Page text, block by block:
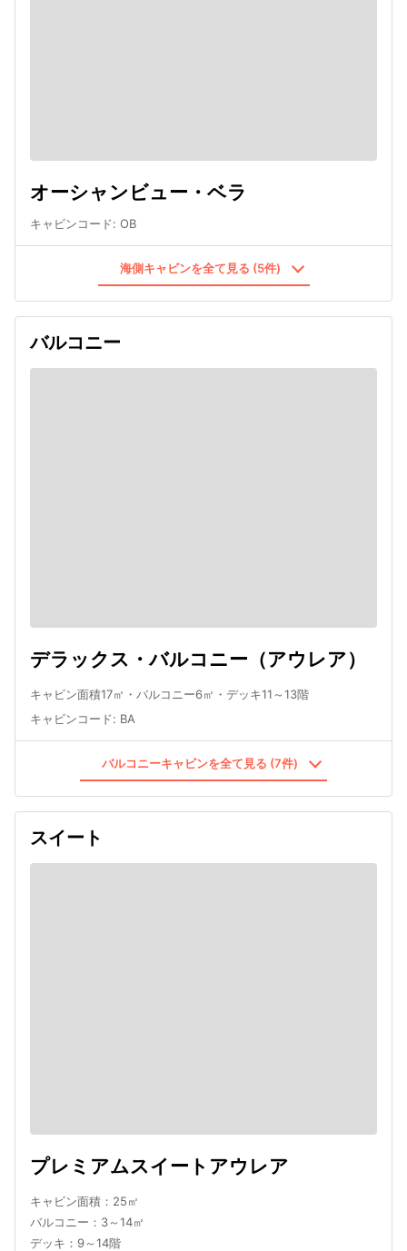
オーシャンビュー・ベラ
キャビンコード: OB
海側キャビンを全て見る (5件)
バルコニー
デラックス・バルコニー（アウレア）
キャビン面積17㎡・バルコニー6㎡・デッキ11～13階
キャビンコード: BA
バルコニーキャビンを全て見る (7件)
スイート
プレミアムスイートアウレア
キャビン面積：25㎡
バルコニー：3～14㎡
デッキ：9～14階